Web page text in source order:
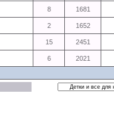
8 1681
2 1652
15 2451
6 2021